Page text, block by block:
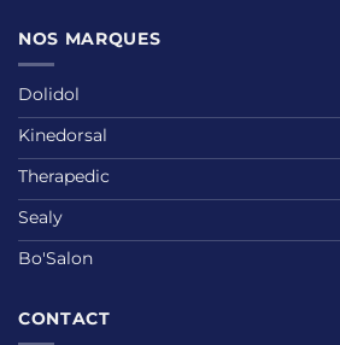
NOS MARQUES
Dolidol
Kinedorsal
Therapedic
Sealy
Bo'Salon
CONTACT